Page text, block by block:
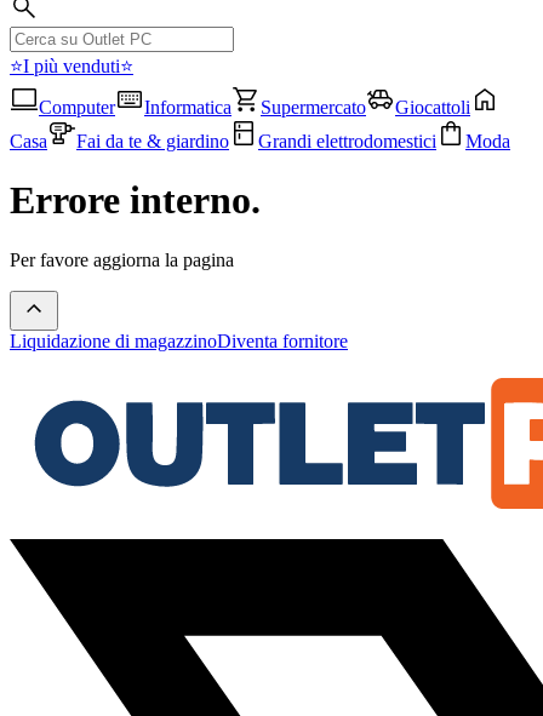
⭐I più venduti⭐
Computer
Informatica Supermercato
Giocattoli
Casa
Fai da te & giardino Grandi elettrodomestici Moda
Errore interno.
Per favore aggiorna la pagina
Liquidazione di magazzinoDiventa fornitore